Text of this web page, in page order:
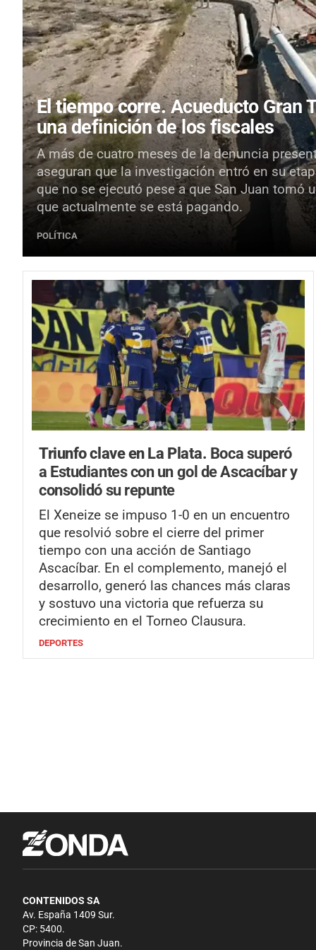
El tiempo corre.Acueducto Gran
una definición de los fiscales
A más de cuatro meses de la denuncia
aseguran que la investigación entró en su
que no se ejecutó pese a que San Juan tomó
que actualmente se está pagando.
POLÍTICA
Triunfo clave en La Plata. Boca superó
a Estudiantes con un gol de Ascacíbar y
consolidó su repunte
El Xeneize se impuso 1-0 en un encuentro
que resolvió sobre el cierre del primer
tiempo con una acción de Santiago
Ascacíbar. En el complemento, manejó el
desarrollo, generó las chances más claras
y sostuvo una victoria que refuerza su
crecimiento en el Torneo Clausura.
DEPORTES
CONTENIDOS SA
Av. España 1409 Sur.
CP: 5400.
Provincia de San Juan.